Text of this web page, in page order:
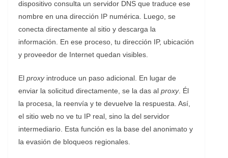
dispositivo consulta un servidor DNS que traduce ese
nombre en una dirección IP numérica. Luego, se
conecta directamente al sitio y descarga la
información. En ese proceso, tu dirección IP, ubicación
y proveedor de Internet quedan visibles.
El proxyintroduce un paso adicional. En lugar de
enviar la solicitud directamente, se la das al proxy. Él
la procesa, la reenvía y te devuelve la respuesta. Así,
el sitio web no ve tu IP real, sino la del servidor
intermediario. Esta función es la base del anonimato y
la evasión de bloqueos regionales.